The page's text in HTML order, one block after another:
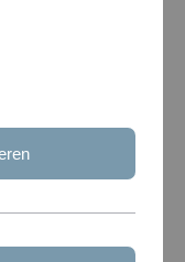
und
der Uni Ulm sicht- und